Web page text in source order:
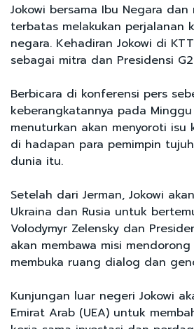
Jokowi bersama Ibu Negara dan
terbatas melakukan perjalanan
negara. Kehadiran Jokowi di
sebagai mitra dan Presidensi
Berbicara di konferensi pers
keberangkatannya pada
menuturkan akan menyoroti isu
di hadapan para pemimpin
dunia itu.
Setelah dari Jerman, Jokowi
Ukraina dan Rusia untuk
Volodymyr Zelensky dan
akan membawa misi
membuka ruang dialog dan
Kunjungan luar negeri Jokowi
Emirat Arab (UEA) untuk